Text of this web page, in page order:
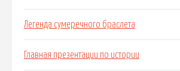
Легенда сумеречного браслета
Главная презентации по истории